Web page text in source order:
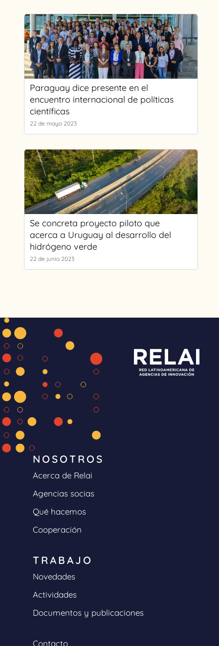
Paraguay dice presente en el
encuentro internacional de políticas
científicas
22 de mayo 2023
Se concreta proyecto piloto que
acerca a Uruguay al desarrollo del
hidrógeno verde
22 de junio 2023
NOSOTROS
Acerca de Relai
Agencias socias
Qué hacemos
Cooperación
TRABAJO
Novedades
Actividades
Documentos y publicaciones
Contacto